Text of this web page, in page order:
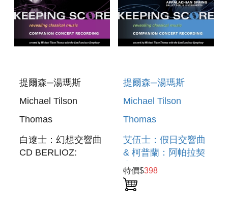
提爾森─湯瑪斯
Michael Tilson
Thomas
白遼士：幻想交響曲
CD BERLIOZ:
提爾森─湯瑪斯
Michael Tilson
Thomas
艾伍士：假日交響曲
& 柯普蘭：阿帕拉契
之春 IVES:
HOLIDAYS
SYMPHONY &
特價$398